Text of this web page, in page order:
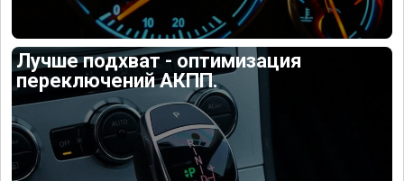
Лучше подхват - оптимизация
переключений АКПП.